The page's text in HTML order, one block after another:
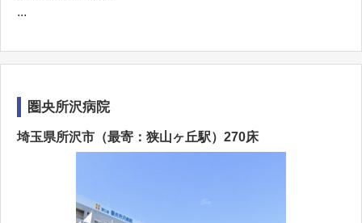
...
圏央所沢病院
埼玉県所沢市（最寄：狭山ヶ丘駅）270床